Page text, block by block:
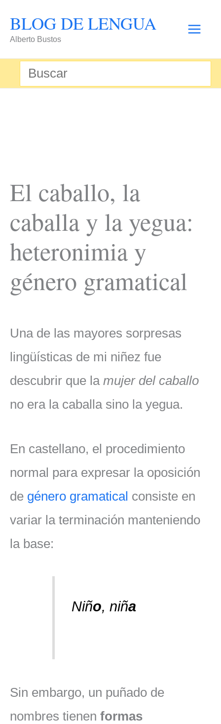
contenido
BLOG DE LENGUA
Alberto Bustos
Buscar
por:
El caballo, la
caballa y la yegua:
heteronimia y
género gramatical
Una de las mayores sorpresas
lingüísticas de mi niñez fue
descubrir que la mujer del caballo
no era la caballa sino la yegua.
En castellano, el procedimiento
normal para expresar la oposición
de género gramatical consiste en
variar la terminación manteniendo
la base:
Niño, niña
Sin embargo, un puñado de
nombres tienen formas